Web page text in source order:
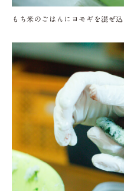
もち米のごはんにヨモギを混ぜ